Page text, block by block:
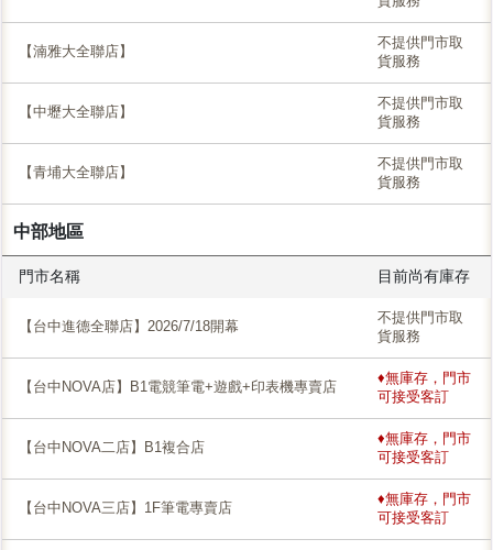
【湳雅大全聯店】
不提供門市取
貨服務
【中壢大全聯店】
不提供門市取
貨服務
【青埔大全聯店】
不提供門市取
貨服務
中部地區
門市名稱 目前尚有庫存
【台中進德全聯店】2026/7/18開幕
不提供門市取
貨服務
【台中NOVA店】B1電競筆電+遊戲+印表機專賣店
♦無庫存，門市
可接受客訂
【台中NOVA二店】B1複合店
♦無庫存，門市
可接受客訂
【台中NOVA三店】1F筆電專賣店
♦無庫存，門市
可接受客訂